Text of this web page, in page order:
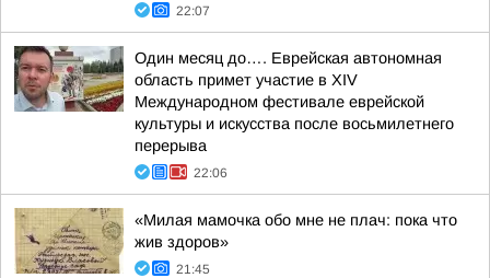
22:07
Один месяц до…. Еврейская автономная
область примет участие в XIV
Международном фестивале еврейской
культуры и искусства после восьмилетнего
перерыва
22:06
«Милая мамочка обо мне не плач: пока что
жив здоров»
21:45